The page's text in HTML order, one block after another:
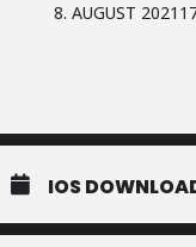
8. AUGUST 2021
IOS